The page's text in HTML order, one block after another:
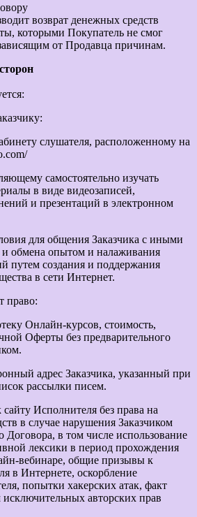
возврат денежных средств
которыми Покупатель не смог
от Продавца причинам.
слушателя, расположенному на
самостоятельно изучать
в виде видеозаписей,
и презентаций в электронном
для общения Заказчика с иными
и обмена опытом и налаживания
путем создания и поддержания
в сети Интернет.
право:
Онлайн-курсов, стоимость,
Оферты без предварительного
адрес Заказчика, указанный при
рассылки писем.
Исполнителя без права на
в случае нарушения Заказчиком
Договора, в том числе использование
лексики в период прохождения
вебинаре, общие призывы к
в Интернете, оскорбление
попытки хакерских атак, факт
авторских прав